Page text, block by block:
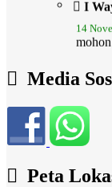
14
juga...
Media
Peta